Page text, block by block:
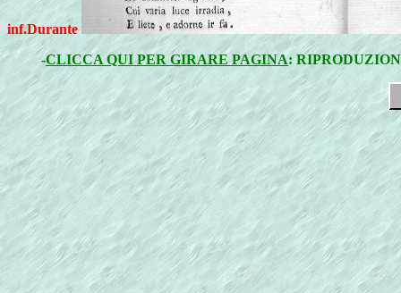
inf.Durante
-CLICCA QUI PER GIRARE PAGINA: